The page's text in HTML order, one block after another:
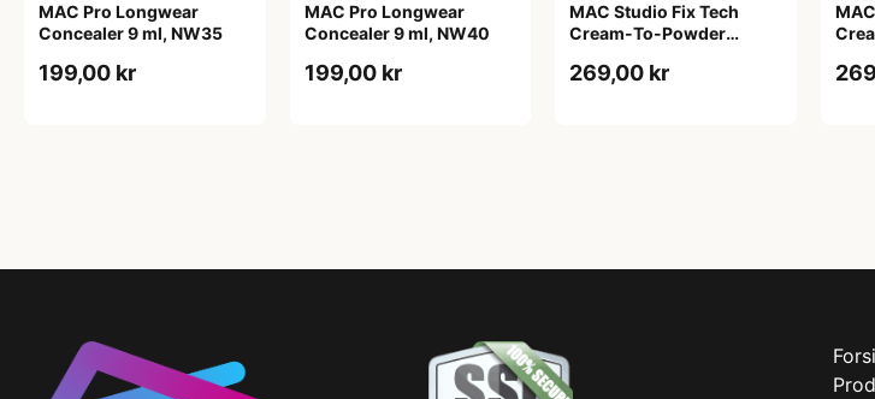
MAC Pro Longwear
Concealer 9 ml, NW35
199,00 kr
MAC Pro Longwear
Concealer 9 ml, NW40
199,00 kr
MAC Studio Fix Tech
Cream-To-Powder
269,00 kr